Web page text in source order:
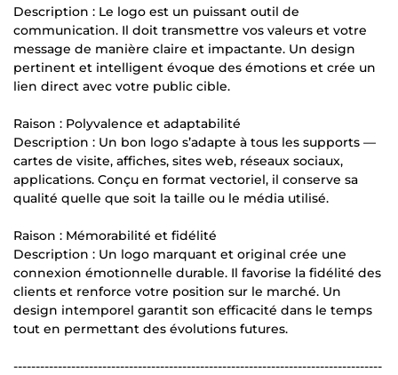
Description : Le logo est un puissant outil de
communication. Il doit transmettre vos valeurs et votre
message de manière claire et impactante. Un design
pertinent et intelligent évoque des émotions et crée un
lien direct avec votre public cible.
Raison : Polyvalence et adaptabilité
Description : Un bon logo s’adapte à tous les supports —
cartes de visite, affiches, sites web, réseaux sociaux,
applications. Conçu en format vectoriel, il conserve sa
qualité quelle que soit la taille ou le média utilisé.
Raison : Mémorabilité et fidélité
Description : Un logo marquant et original crée une
connexion émotionnelle durable. Il favorise la fidélité des
clients et renforce votre position sur le marché. Un
design intemporel garantit son efficacité dans le temps
tout en permettant des évolutions futures.
-----------------------------------------------------------------------------------